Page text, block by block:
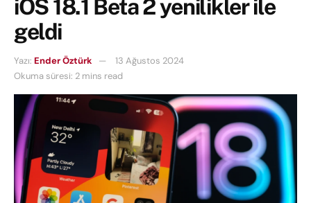
iOS 18.1 Beta 2 yenilikler ile
geldi
Yazı: Ender Öztürk
13 Ağustos 2024
Okuma süresi: 2 mins read